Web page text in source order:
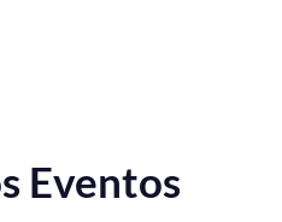
Eventos